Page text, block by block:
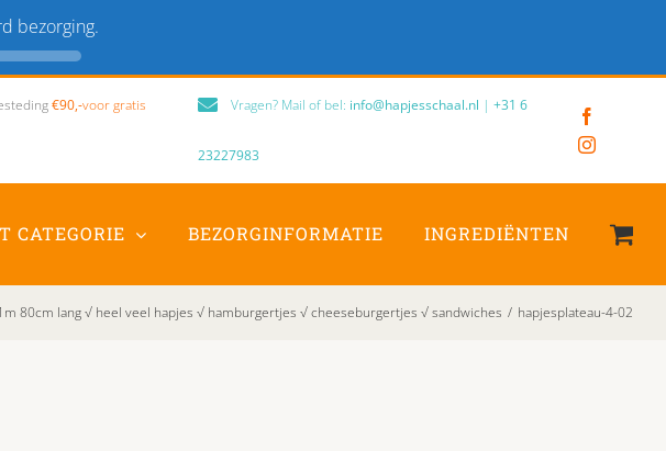
bezorging.
€90,-voor gratis Vragen? Mail of bel: info@hapjesschaal.nl |+31 6
23227983
Instagram
CATEGORIE BEZORGINFORMATIE INGREDIËNTEN
80cm lang √ heel veel hapjes √ hamburgertjes √ cheeseburgertjes √ sandwiches / hapjesplateau-4-02